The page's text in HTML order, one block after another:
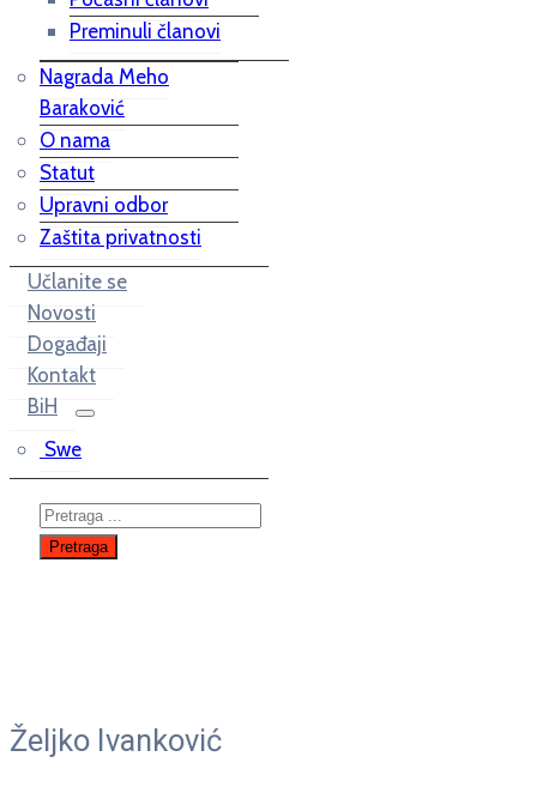
Preminuli članovi
Nagrada Meho
Baraković
O nama
Statut
Upravni odbor
Zaštita privatnosti
Učlanite se
Novosti
Događaji
Kontakt
BiH
Swe
Željko Ivanković